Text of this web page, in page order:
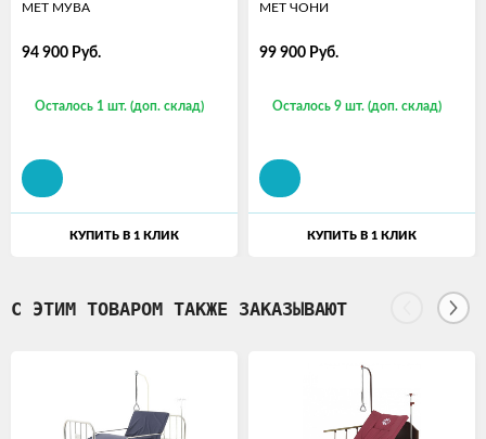
MET МУВА
94 900 Руб.
Осталось 1 шт. (доп. склад)
КУПИТЬ В 1 КЛИК
MET ЧОНИ
99 900 Руб.
Осталось 9 шт. (доп. склад)
КУПИТЬ В 1 КЛИК
С ЭТИМ ТОВАРОМ ТАКЖЕ ЗАКАЗЫВАЮТ